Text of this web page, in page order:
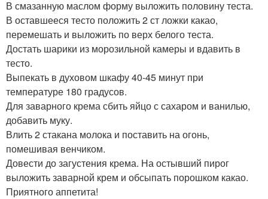
В смазанную маслом форму выложить половину теста.
В оставшееся тесто положить 2 ст ложки какао,
перемешать и выложить по верх белого теста.
Достать шарики из морозильной камеры и вдавить в
тесто.
Выпекать в духовом шкафу 40-45 минут при
температуре 180 градусов.
Для заварного крема сбить яйцо с сахаром и ванилью,
добавить муку.
Влить 2 стакана молока и поставить на огонь,
помешивая венчиком.
Довести до загустения крема. На остывший пирог
выложить заварной крем и обсыпать порошком какао.
Приятного аппетита!